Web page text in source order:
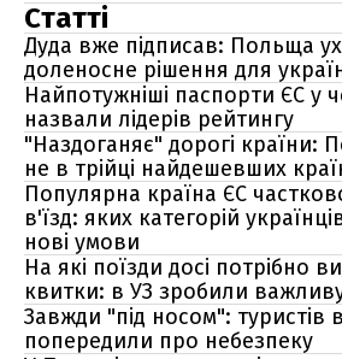
Статті
Дуда вже підписав: Польща
доленосне рішення для
Найпотужніші паспорти ЄС у
назвали лідерів рейтингу
"Наздоганяє" дорогі країни:
не в трійці найдешевших
Популярна країна ЄС
в'їзд: яких категорій
нові умови
На які поїзди досі потрібно
квитки: в УЗ зробили
Завжди "під носом": туристів
попередили про небезпеку